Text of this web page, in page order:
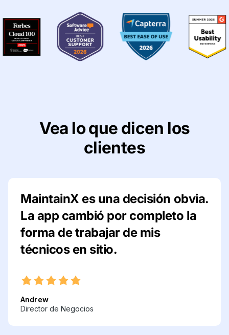
Vea lo que dicen los
clientes
MaintainX es una decisión obvia.
La app cambió por completo la
forma de trabajar de mis
técnicos en sitio.
Andrew
Director de Negocios